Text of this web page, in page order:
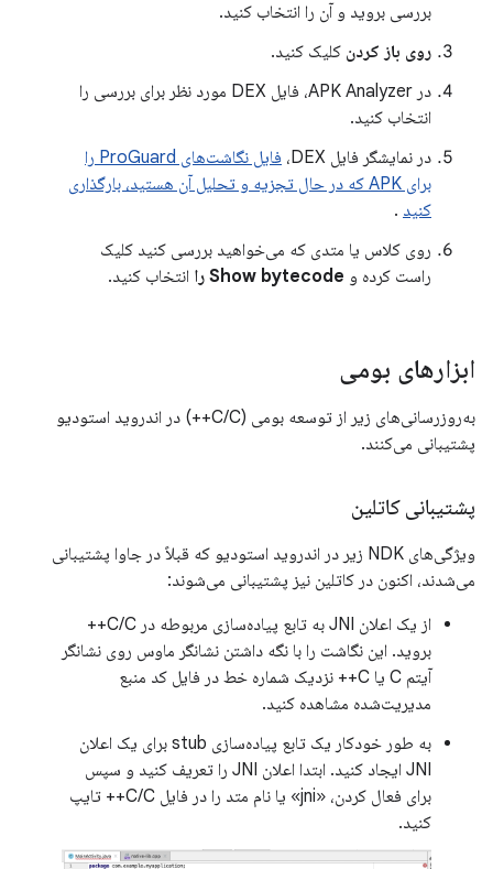
بررسی بروید و آن را انتخاب کنید.
روی باز کردن کلیک کنید.
در APK Analyzer، فایل DEX مورد نظر برای بررسی را
انتخاب کنید.
در نمایشگر فایل DEX،
فایل نگاشت‌های ProGuard را
برای APK که در حال تجزیه و تحلیل آن هستید، بارگذاری
کنید .
روی کلاس یا متدی که می‌خواهید بررسی کنید کلیک
راست کرده و Show bytecode را انتخاب کنید.
ابزارهای بومی
به‌روزرسانی‌های زیر از توسعه بومی (C/C++) در اندروید استودیو
پشتیبانی می‌کنند.
پشتیبانی کاتلین
ویژگی‌های NDK زیر در اندروید استودیو که قبلاً در جاوا پشتیبانی
می‌شدند، اکنون در کاتلین نیز پشتیبانی می‌شوند:
از یک اعلان JNI به تابع پیاده‌سازی مربوطه در C/C++
بروید. این نگاشت را با نگه داشتن نشانگر ماوس روی نشانگر
آیتم C یا C++ نزدیک شماره خط در فایل کد منبع
مدیریت‌شده مشاهده کنید.
به طور خودکار یک تابع پیاده‌سازی stub برای یک اعلان
JNI ایجاد کنید. ابتدا اعلان JNI را تعریف کنید و سپس
برای فعال کردن، «jni» یا نام متد را در فایل C/C++ تایپ
کنید.